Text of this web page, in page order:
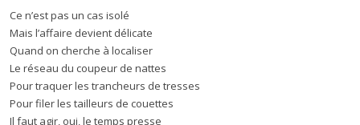
Ce n’est pas un cas isolé
Mais l’affaire devient délicate
Quand on cherche à localiser
Le réseau du coupeur de nattes
Pour traquer les trancheurs de tresses
Pour filer les tailleurs de couettes
Il faut agir, oui, le temps presse